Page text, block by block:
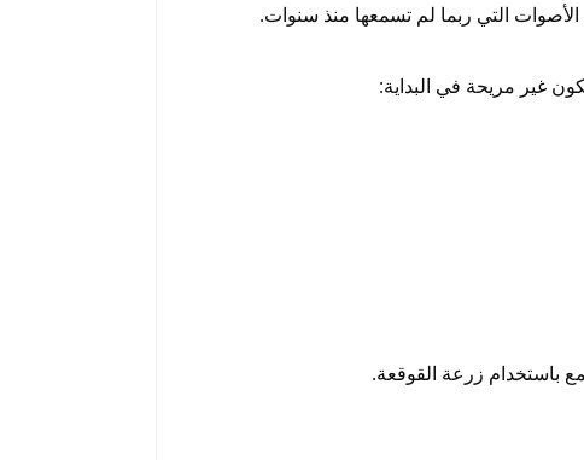
التي ربما لم تسمعها منذ سنوات.
غير مريحة في البداية:
باستخدام زرعة القوقعة.